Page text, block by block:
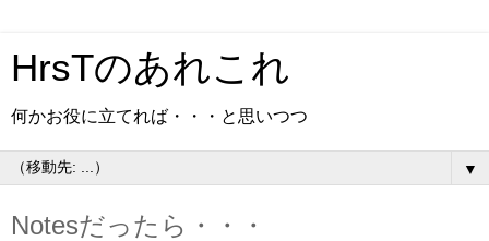
HrsTのあれこれ
何かお役に立てれば・・・と思いつつ
▼
Notesだったら・・・